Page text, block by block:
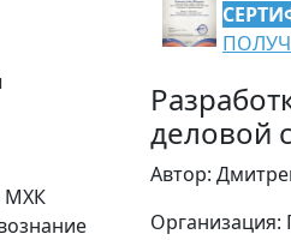
МХК
деловой
Автор:
Организация: